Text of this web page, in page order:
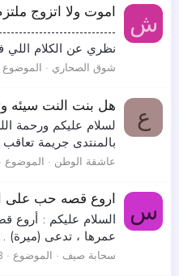
ش اموت ولا اتزوج
نظري عن الكلام اللي
شوق الصحاري الموضوع
ع هل بنت النت سيئه
لسلام عليكم ورحمة
بالمنتدى جريمة
عاشقة الوطن الموضوع
س اروع قصه حب على
السلام عليكم : أروع
عمرها ، تدعى (ميرة) .
سحابة صيف الموضوع 3